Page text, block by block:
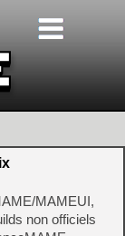
MAMEUI,
non officiels